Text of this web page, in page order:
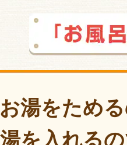
湯をため
を入れる